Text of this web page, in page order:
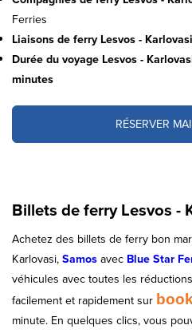
Ferries
Liaisons de ferry Lesvos -
Durée du voyage Lesvos -
minutes
RÉSERVER
Billets de ferry Lesvos -
Achetez des billets de ferry bon
Karlovasi, Samos avec Blue Star
véhicules avec toutes les
facilement et rapidement sur book
minute. En quelques clics, vous